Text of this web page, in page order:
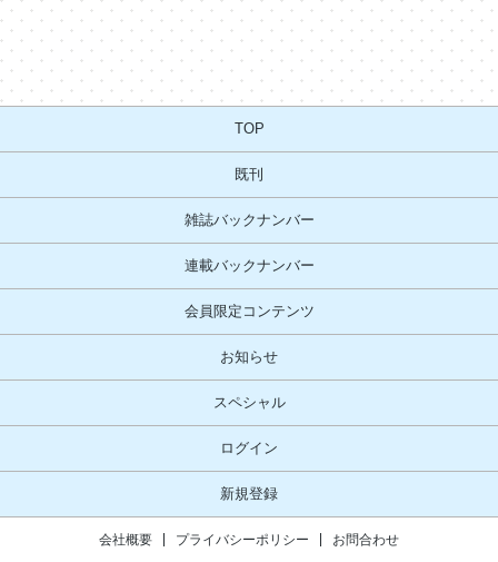
TOP
既刊
雑誌バックナンバー
連載バックナンバー
会員限定コンテンツ
お知らせ
スペシャル
ログイン
新規登録
会社概要 プライバシーポリシー お問合わせ